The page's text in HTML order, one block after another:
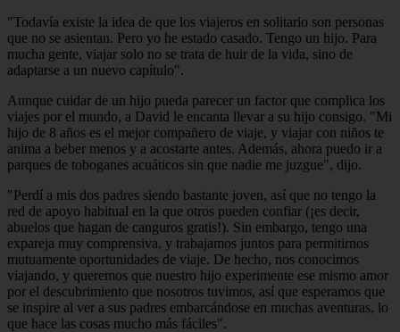
"Todavía existe la idea de que los viajeros en solitario son personas
que no se asientan. Pero yo he estado casado. Tengo un hijo. Para
mucha gente, viajar solo no se trata de huir de la vida, sino de
adaptarse a un nuevo capítulo".
Aunque cuidar de un hijo pueda parecer un factor que complica los
viajes por el mundo, a David le encanta llevar a su hijo consigo. "Mi
hijo de 8 años es el mejor compañero de viaje, y viajar con niños te
anima a beber menos y a acostarte antes. Además, ahora puedo ir a
parques de toboganes acuáticos sin que nadie me juzgue", dijo.
"Perdí a mis dos padres siendo bastante joven, así que no tengo la
red de apoyo habitual en la que otros pueden confiar (¡es decir,
abuelos que hagan de canguros gratis!). Sin embargo, tengo una
expareja muy comprensiva, y trabajamos juntos para permitirnos
mutuamente oportunidades de viaje. De hecho, nos conocimos
viajando, y queremos que nuestro hijo experimente ese mismo amor
por el descubrimiento que nosotros tuvimos, así que esperamos que
se inspire al ver a sus padres embarcándose en muchas aventuras, lo
que hace las cosas mucho más fáciles".